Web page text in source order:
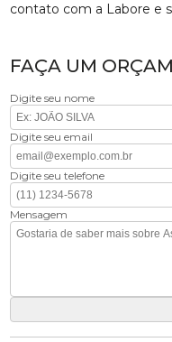
contato com a Labore e
FAÇA UM
Digite seu nome
Digite seu email
Digite seu telefone
Mensagem